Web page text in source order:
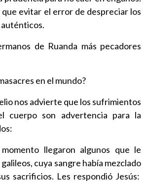
que evitar el error de despreciar los
auténticos.
de Ruanda más pecadores
en el mundo?
nos advierte que los sufrimientos
cuerpo son advertencia para la
llegaron algunos que le
cuya sangre había mezclado
sacrificios. Les respondió Jesús: